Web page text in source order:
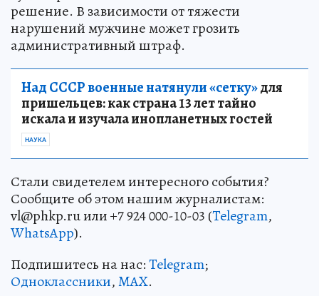
решение. В зависимости от тяжести
нарушений мужчине может грозить
административный штраф.
Над СССР военные натянули «сетку»для
пришельцев: как страна 13 лет тайно
искала и изучала инопланетных гостей
НАУКА
Стали свидетелем интересного события?
Сообщите об этом нашим журналистам:
vl@phkp.ru или +7 924 000-10-03 (Telegram,
WhatsApp).
Подпишитесь на нас:Telegram;
Одноклассники,MAX.